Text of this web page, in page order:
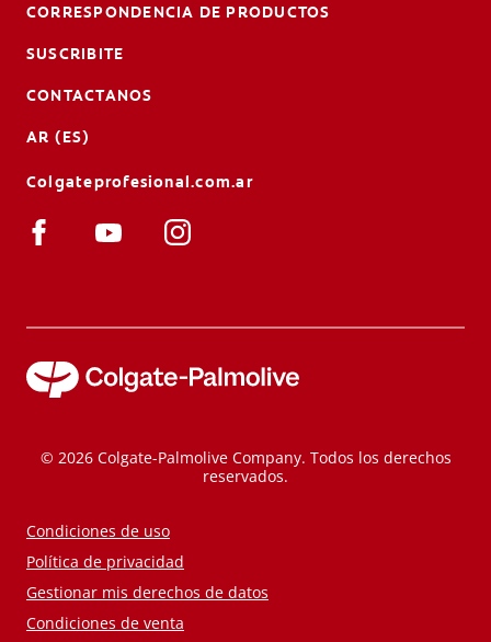
CORRESPONDENCIA DE PRODUCTOS
SUSCRIBITE
CONTACTANOS
AR (ES)
Colgateprofesional.com.ar
© 2026 Colgate-Palmolive Company. Todos los derechos
reservados.
Condiciones de uso
Política de privacidad
Gestionar mis derechos de datos
Condiciones de venta